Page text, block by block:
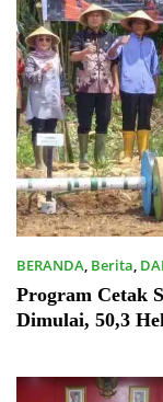
BERANDA, Berita,
Program Cetak
Dimulai, 50,3